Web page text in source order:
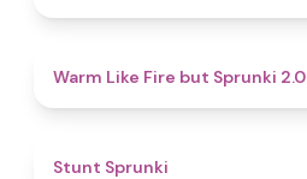
Warm Like Fire but Sprunki 2.0
Stunt Sprunki​